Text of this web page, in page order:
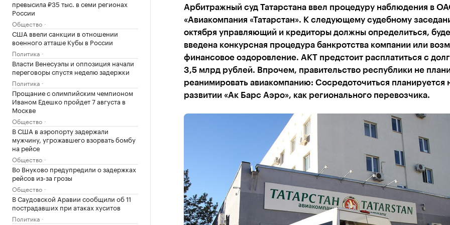
превысила ₽35 тыс. в семи регионах
России
Общество
США ввели санкции в отношении
военного атташе Кубы в России
Политика
Власти Венесуэлы и оппозиция начали
переговоры спустя неделю задержки
Политика
Прощание с олимпийским чемпионом
Иваном Едешко пройдет 7 августа в
Москве
Общество
В США в аэропорту задержали
мужчину, угрожавшего взорвать бомбу
на рейсе
Общество
Во Внуково предупредили о задержках
рейсов из-за грозы
Общество
В Саудовской Аравии сообщили об 11
пострадавших при атаках хуситов
Политика
Арбитражный суд Татарстана ввел процедуру наблюдения в
«Авиакомпания «Татарстан». К следующему судебному
октября управляющий и кредиторы должны определиться,
введена конкурсная процедура банкротства компании или
финансовое оздоровление. АКТ предстоит расплатиться с
3,5 млрд рублей. Впрочем, правительство республики не
реанимировать авиакомпанию: Сосредоточиться планируется
развитии «Ак Барс Аэро», как регионального перевозчика.